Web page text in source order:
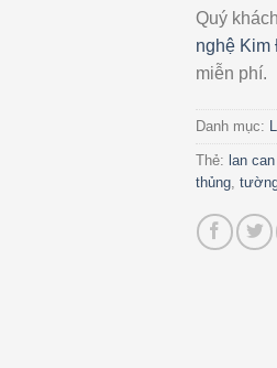
Quý
nghệ Kim
miễn phí.
Danh mục:
Thẻ: lan
thủng,